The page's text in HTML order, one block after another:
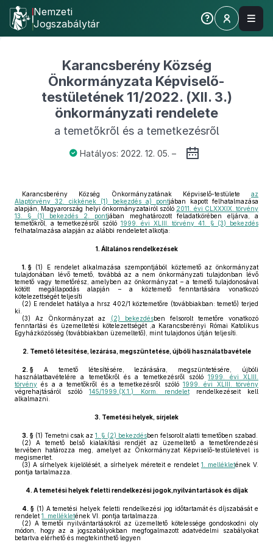
Nemzeti
Jogszabálytár
Karancsberény Község
Önkormányzata Képviselő-
testületének 11/2022. (XII. 3.)
önkormányzati rendelete
a temetőkről és a temetkezésről
Hatályos: 2022. 12. 05. –
Karancsberény Község Önkormányzatának Képviselő-testülete az
Alaptörvény 32. cikkének (1) bekezdés a) pontjában kapott felhatalmazása
alapján, Magyarország helyi önkormányzatairól szóló 2011. évi CLXXXIX. törvény
13. § (1) bekezdés 2. pontjában meghatározott feladatkörében eljárva, a
temetőkről, a temetkezésről szóló 1999. évi XLIII. törvény 41. § (3) bekezdés
felhatalmazása alapján az alábbi rendeletet alkotja:
1. Általános rendelkezések
1. § (1)
E rendelet alkalmazása szempontjából köztemető az önkormányzat
tulajdonában lévő temető, továbbá az a nem önkormányzati tulajdonban lévő
temető vagy temetőrész, amelyben az önkormányzat – a temető tulajdonosával
kötött megállapodás alapján – a köztemető fenntartására vonatkozó
kötelezettségét teljesíti
(2) E rendelet hatálya a hrsz 402/1 köztemetőre (továbbiakban: temető) terjed
ki.
(3) Az Önkormányzat az (2) bekezdésben felsorolt temetőre vonatkozó
fenntartási és üzemeltetési kötelezettségét ,a Karancsberényi Római Katolikus
Egyházközösség (továbbiakban üzemeltető), mint tulajdonos útján teljesíti.
2. Temető létesítése, lezárása, megszüntetése, újbóli használatbavétele
2. § A temető létesítésére, lezárására, megszüntetésére, újbóli
használatbavételére a temetőkről és a temetkezésről szóló1999. évi XLIII.
törvény és a a temetőkről és a temetkezésről szóló 1999. évi XLIII. törvény
végrehajtásáról szóló145/1999.(X.1.) Korm. rendeletrendelkezéseit kell
alkalmazni.
3. Temetési helyek, sírjelek
3. § (1) Temetni csak az 1. § (2) bekezdésben felsorolt alatti temetőben szabad.
(2) A temető belső kialakítási rendjét az üzemeltető a temetőrendezési
tervében határozza meg, amelyet az Önkormányzat Képviselő-testületével is
megismertet.
(3) A sírhelyek kijelölését, a sírhelyek méreteit e rendelet 1. mellékletének V.
pontja tartalmazza.
4. A temetési helyek feletti rendelkezési jogok,nyilvántartások és díjak
4. § (1) A temetési helyek feletti rendelkezési jog időtartamát és díjszabását e
rendelet 1. mellékletének VI. pontja tartalmazza.
(2) A temetői nyilvántartásokról az üzemeltető kötelessége gondoskodni oly
módon, hogy az a jogszabályokban megfogalmazott adatvédelmi szabályokat
betartva elérhető és megtekinthető legyen